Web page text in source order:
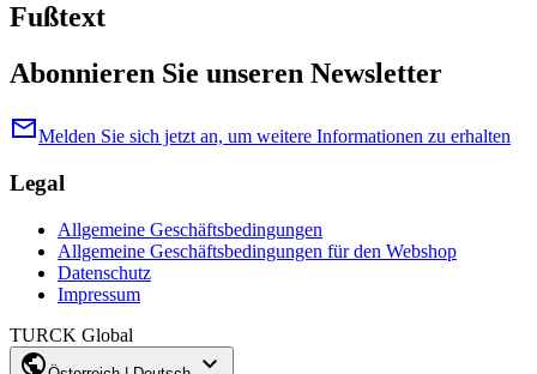
Fußtext
Abonnieren Sie unseren Newsletter
mailMelden Sie sich jetzt an, um weitere Informationen zu erhalten
Legal
Allgemeine Geschäftsbedingungen
Allgemeine Geschäftsbedingungen für den Webshop
Datenschutz
Impressum
TURCK Global
public expand_more